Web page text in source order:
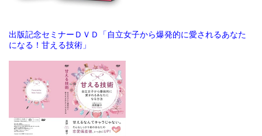
出版記念セミナーＤＶＤ「自立女子から爆発的に愛されるあなた
になる！甘える技術」